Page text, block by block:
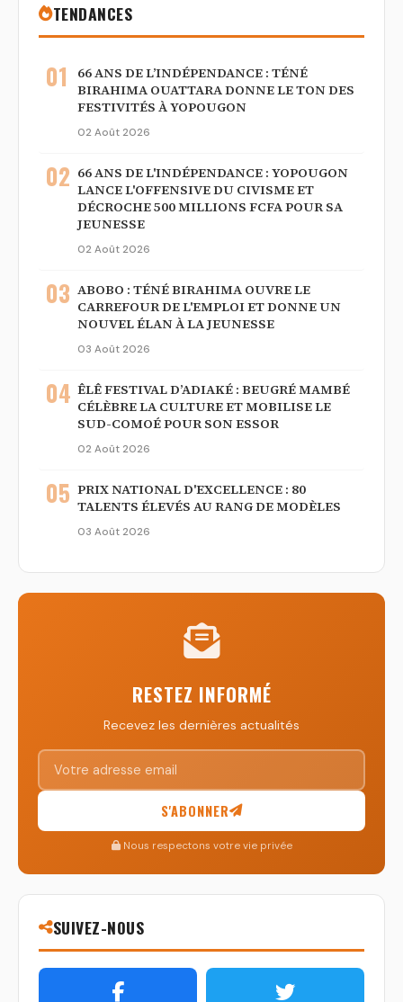
TENDANCES
01
66 ANS DE L’INDÉPENDANCE : TÉNÉ
BIRAHIMA OUATTARA DONNE LE TON DES
FESTIVITÉS À YOPOUGON
02 Août 2026
02 66 ANS DE L'INDÉPENDANCE : YOPOUGON
LANCE L'OFFENSIVE DU CIVISME ET
DÉCROCHE 500 MILLIONS FCFA POUR SA
JEUNESSE
02 Août 2026
03 ABOBO : TÉNÉ BIRAHIMA OUVRE LE
CARREFOUR DE L'EMPLOI ET DONNE UN
NOUVEL ÉLAN À LA JEUNESSE
03 Août 2026
04 ÊLÊ FESTIVAL D’ADIAKÉ : BEUGRÉ MAMBÉ
CÉLÈBRE LA CULTURE ET MOBILISE LE
SUD-COMOÉ POUR SON ESSOR
02 Août 2026
05 PRIX NATIONAL D'EXCELLENCE : 80
TALENTS ÉLEVÉS AU RANG DE MODÈLES
03 Août 2026
RESTEZ INFORMÉ
Recevez les dernières actualités
S'ABONNER
Nous respectons votre vie privée
SUIVEZ-NOUS